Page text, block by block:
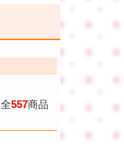
全557商品